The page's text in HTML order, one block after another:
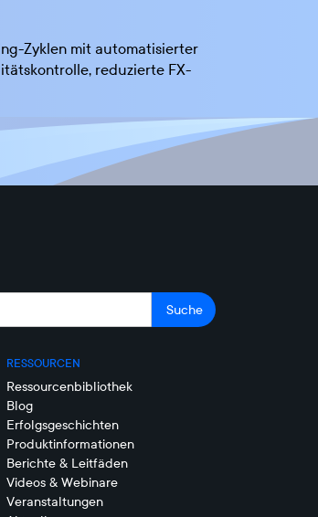
Zyklen mit automatisierter
reduzierte FX-
RESSOURCEN
Ressourcenbibliothek
Blog
Erfolgsgeschichten
Produktinformationen
Berichte & Leitfäden
Videos & Webinare
Veranstaltungen